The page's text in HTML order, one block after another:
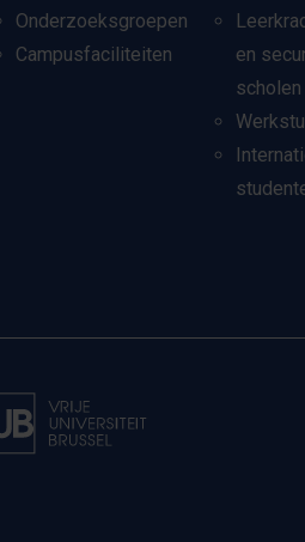
Onderzoeksgroepen
Campusfaciliteiten
en
scholen